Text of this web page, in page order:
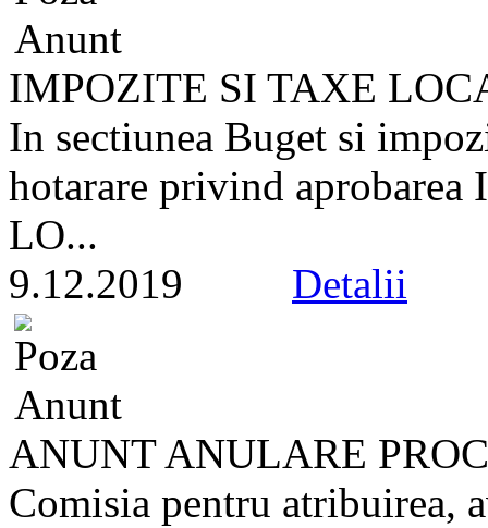
IMPOZITE SI TAXE
In sectiunea Buget si
hotarare privind
LO...
9.12.2019 Detalii
ANUNT ANULARE
Comisia pentru atribuirea,